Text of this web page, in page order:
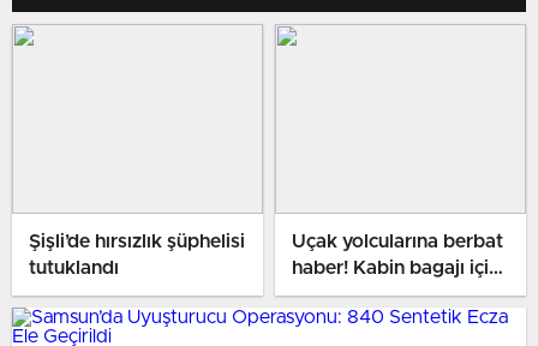
Şişli’de hırsızlık şüphelisi
tutuklandı
Uçak yolcularına berbat
haber! Kabin bagajı için
ek fiyat geliyor